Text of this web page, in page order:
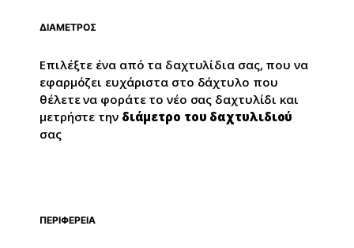
ΔΙΑΜΕΤΡΟΣ
Επιλέξτε ένα από τα δαχτυλίδια σας, που να
εφαρμόζει ευχάριστα στο δάχτυλο που
θέλετε να φοράτε το νέο σας δαχτυλίδι και
μετρήστε την διάμετρο του δαχτυλιδιού
σας
ΠΕΡΙΦΕΡΕΙΑ